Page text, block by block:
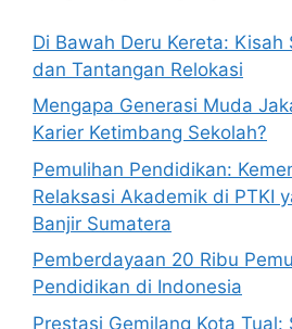
Di Bawah Deru Kereta:
dan Tantangan Relokasi
Mengapa Generasi Muda
Karier Ketimbang Sekolah?
Pemulihan Pendidikan:
Relaksasi Akademik di PTKI
Banjir Sumatera
Pemberdayaan 20 Ribu
Pendidikan di Indonesia
Prestasi Gemilang Kota Tual: